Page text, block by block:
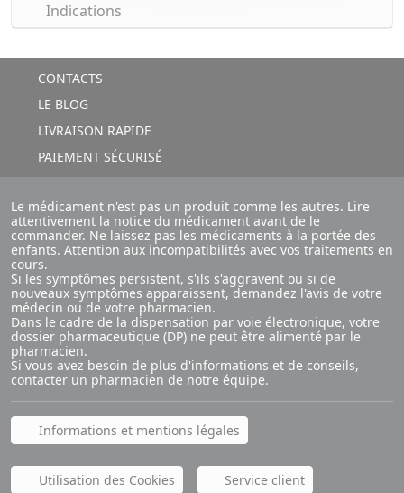
Indications
CONTACTS
LE BLOG
LIVRAISON RAPIDE
PAIEMENT SÉCURISÉ
Le médicament n'est pas un produit comme les autres. Lire
attentivement la notice du médicament avant de le
commander. Ne laissez pas les médicaments à la portée des
enfants. Attention aux incompatibilités avec vos traitements en
cours.
Si les symptômes persistent, s'ils s'aggravent ou si de
nouveaux symptômes apparaissent, demandez l'avis de votre
médecin ou de votre pharmacien.
Dans le cadre de la dispensation par voie électronique, votre
dossier pharmaceutique (DP) ne peut être alimenté par le
pharmacien.
Si vous avez besoin de plus d'informations et de conseils,
contacter un pharmacien de notre équipe.
Informations et mentions légales
Utilisation des Cookies Service client